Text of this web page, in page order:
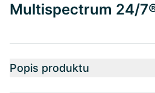
Multispectrum 24/
Popis produktu